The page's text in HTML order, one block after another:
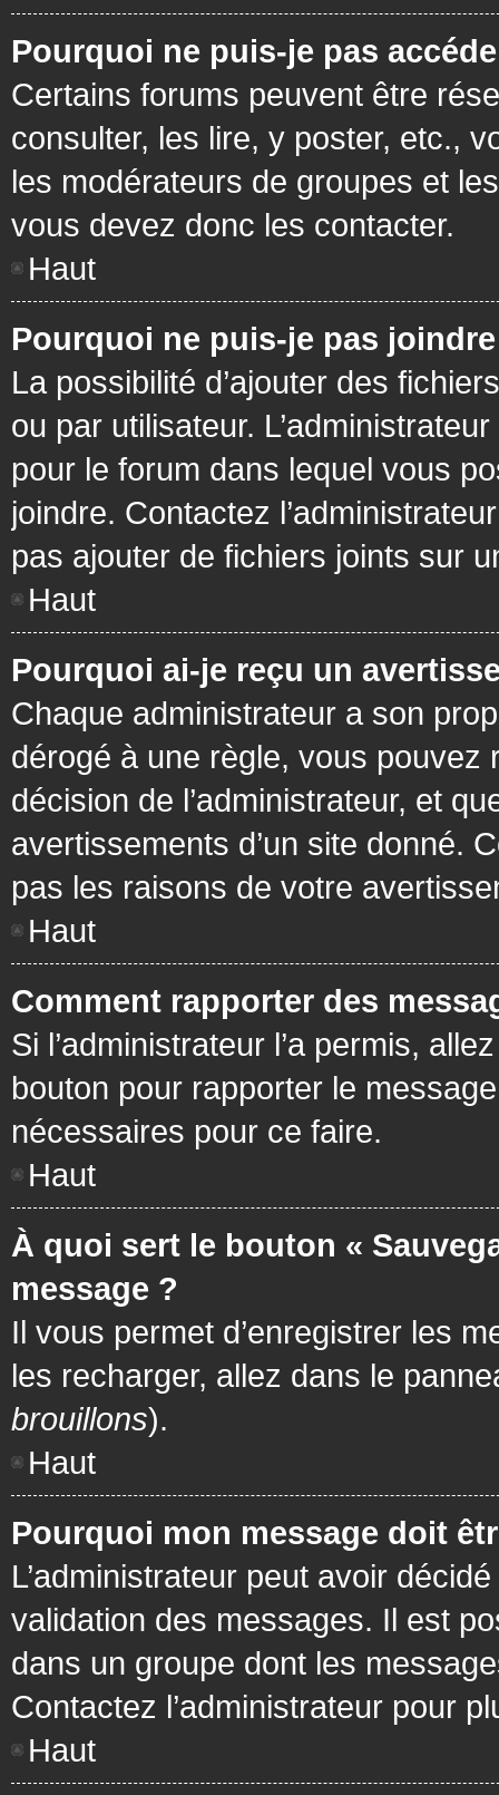
Pourquoi ne puis-je pas
Certains forums peuvent être
consulter, les lire, y poster, etc.,
les modérateurs de groupes et
vous devez donc les contacter.
Haut
Pourquoi ne puis-je pas
La possibilité d’ajouter des
ou par utilisateur.
pour le forum dans lequel vous
joindre. Contactez
pas ajouter de fichiers joints sur
Haut
Pourquoi ai-je reçu un
Chaque administrateur a son
dérogé à une règle, vous pouvez
décision de l’administrateur, et
avertissements d’un site donné.
pas les raisons de votre
Haut
Comment rapporter des
Si l’administrateur l’a permis,
bouton pour rapporter le
nécessaires pour ce faire.
Haut
À quoi sert le bouton «
message ?
Il vous permet d’enregistrer les
les recharger, allez dans le
brouillons).
Haut
Pourquoi mon message doit
L’administrateur peut avoir
validation des messages. Il est
dans un groupe dont les
Contactez l’administrateur pour
Haut